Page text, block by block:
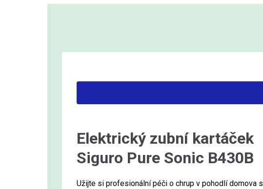
Elektrický zubní kartáček
Siguro Pure Sonic B430B
Užijte si profesionální péči o chrup v pohodlí domova s